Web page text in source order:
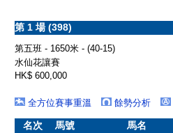
第 1 場 (398)
第五班 - 1650米 - (40-15)
水仙花讓賽
HK$ 600,000
全方位賽事重溫
餘勢分析
名次 馬號 馬名